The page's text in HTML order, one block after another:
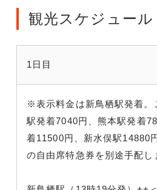
観光スケジュール
1日目
※表示料金は新鳥栖駅発着。
駅発着7040円、熊本駅発着
着11500円、新水俣駅14880
の自由席特急券を別途手配し